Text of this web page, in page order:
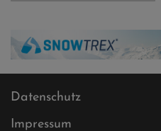
Datenschutz